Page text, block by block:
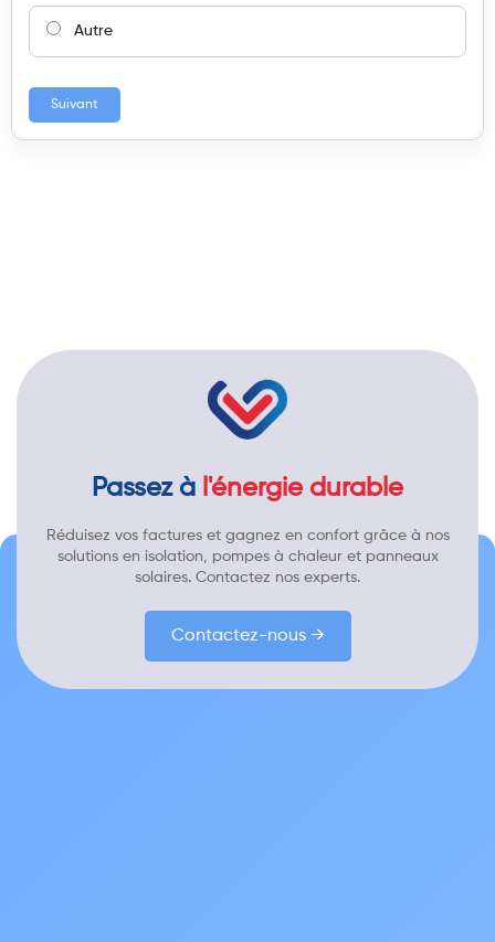
Autre
Suivant
Passez à l'énergie durable
Réduisez vos factures et gagnez en confort grâce à nos
solutions en isolation, pompes à chaleur et panneaux
solaires. Contactez nos experts.
Contactez-nous →